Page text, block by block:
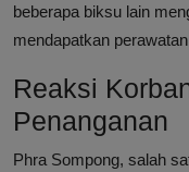
beberapa biksu lain
mendapatkan
Reaksi
Penanganan
Phra Sompong, salah